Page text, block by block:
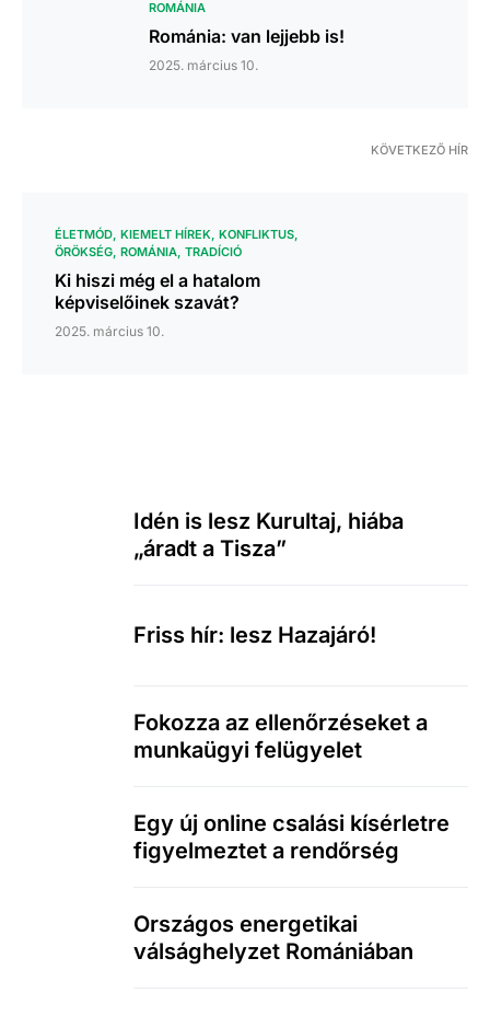
ROMÁNIA
Románia: van lejjebb is!
2025. március 10.
KÖVETKEZŐ HÍR
ÉLETMÓD KIEMELT HÍREK KONFLIKTUS
ÖRÖKSÉG ROMÁNIA TRADÍCIÓ
Ki hiszi még el a hatalom
képviselőinek szavát?
2025. március 10.
Idén is lesz Kurultaj, hiába
„áradt a Tisza”
Friss hír: lesz Hazajáró!
Fokozza az ellenőrzéseket a
munkaügyi felügyelet
Egy új online csalási kísérletre
figyelmeztet a rendőrség
Országos energetikai
válsághelyzet Romániában